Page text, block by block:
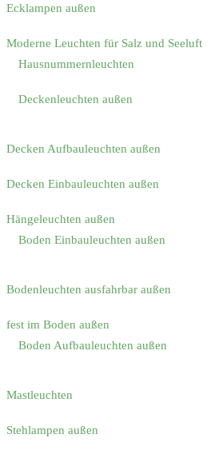
Ecklampen außen
Moderne Leuchten für Salz und Seeluft
Hausnummernleuchten
Deckenleuchten außen
Decken Aufbauleuchten außen
Decken Einbauleuchten außen
Hängeleuchten außen
Boden Einbauleuchten außen
Bodenleuchten ausfahrbar außen
fest im Boden außen
Boden Aufbauleuchten außen
Mastleuchten
Stehlampen außen